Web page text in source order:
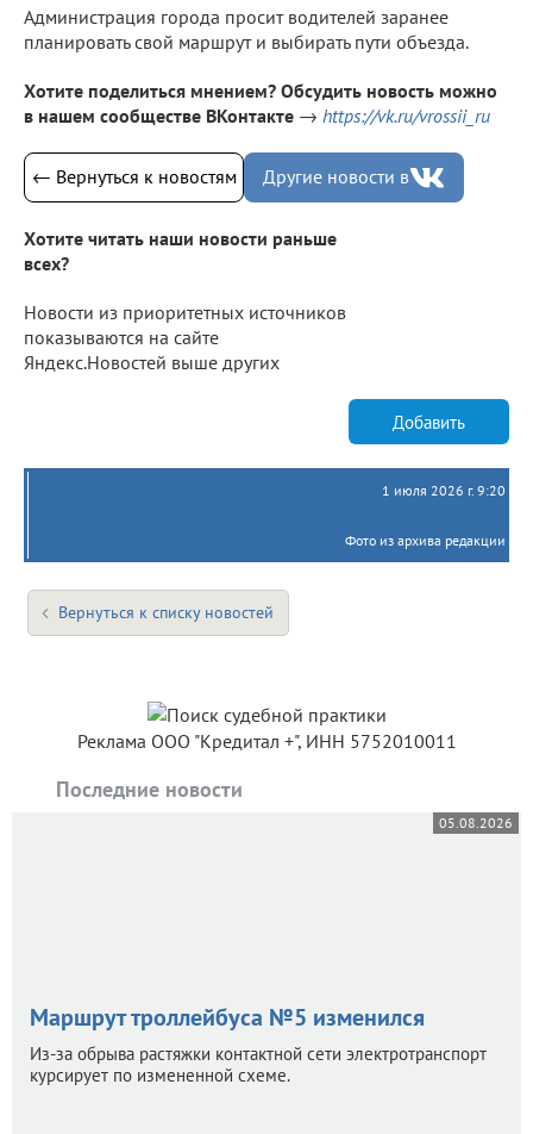
Администрация города просит водителей заранее
планировать свой маршрут и выбирать пути объезда.
Хотите поделиться мнением? Обсудить новость можно
в нашем сообществе ВКонтакте → https://vk.ru/vrossii_ru
← Вернуться к новостям Другие новости в
Хотите читать наши новости раньше
всех?
Новости из приоритетных источников
показываются на сайте
Яндекс.Новостей выше других
Добавить
1 июля 2026 г. 9:20
Фото из архива редакции
Вернуться к списку новостей
Реклама ООО "Кредитал +", ИНН 5752010011
Последние новости
05.08.2026
Маршрут троллейбуса №5 изменился
Из-за обрыва растяжки контактной сети электротранспорт
курсирует по измененной схеме.